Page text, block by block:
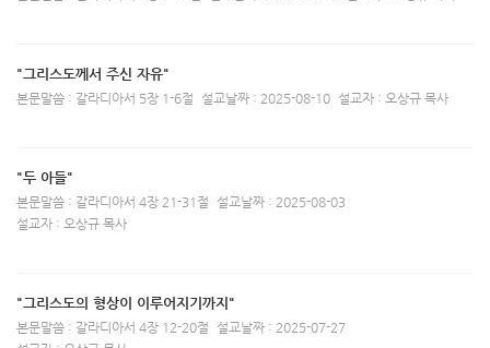
"그리스도께서 주신 자유"
본문말씀 : 갈라디아서 5장 1-6절 설교날짜 : 2025-08-10 설교자 : 오상규 목사
"두 아들"
본문말씀 : 갈라디아서 4장 21-31절
설교날짜 : 2025-08-03
설교자 : 오상규 목사
"그리스도의 형상이 이루어지기까지"
본문말씀 : 갈라디아서 4장 12-20절
설교날짜 : 2025-07-27